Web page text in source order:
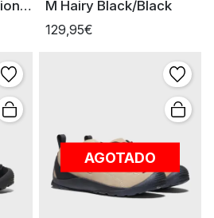
M Hairy Black/Black
129,95€
AGOTADO